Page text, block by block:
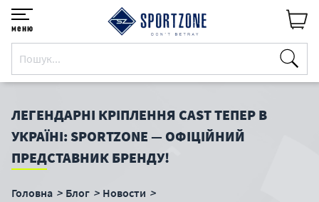
меню
ЛЕГЕНДАРНІ КРІПЛЕННЯ CAST ТЕПЕР В
УКРАЇНІ: SPORTZONE — ОФІЦІЙНИЙ
ПРЕДСТАВНИК БРЕНДУ!
Головна Блог
Новости